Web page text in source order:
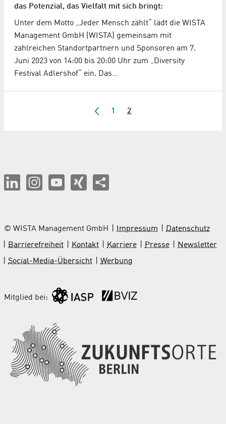
das Potenzial, das Vielfalt mit sich bringt:
Unter dem Motto „Jeder Mensch zählt“ lädt die WISTA
Management GmbH (WISTA) gemeinsam mit
zahlreichen Standortpartnern und Sponsoren am 7.
Juni 2023 von 14:00 bis 20:00 Uhr zum „Diversity
Festival Adlershof“ ein. Das…
1 2
© WISTA Management GmbH Impressum
Datenschutz
Barrierefreiheit
Kontakt Karriere Presse
Newsletter
Social-Media-Übersicht
Werbung
Mitglied bei: